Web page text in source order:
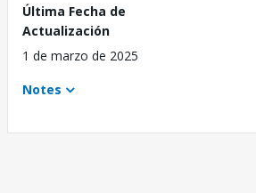
Última Fecha de
Actualización
1 de marzo de 2025
Notes